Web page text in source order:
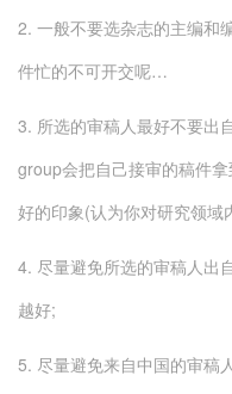
2. 一般不要选杂志的主编和
件忙的不可开交呢…
3. 所选的审稿人最好不要出
group会把自己接审的稿件
好的印象(认为你对研究领域
4. 尽量避免所选的审稿人出
越好;
5. 尽量避免来自中国的审稿